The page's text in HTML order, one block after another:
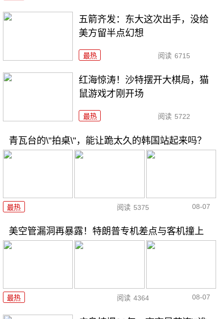
五箭齐发：东大这次出手，没给
美方留半点幻想
最热 阅读 6715
红海惊涛！沙特摆开大棋局，猫
鼠游戏才刚开场
最热 阅读 5722
青瓦台的\"拍桌\"，能让跪太久的韩国站起来吗？
最热 阅读 5375 08-07
美空管漏洞再暴露！特朗普专机差点与客机撞上
最热 阅读 4364 08-07